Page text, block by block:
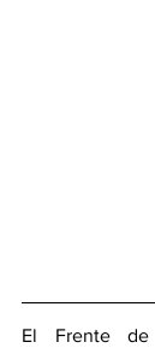
El Frente de